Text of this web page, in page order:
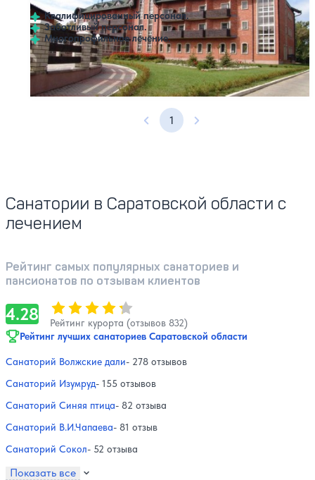
Квалифицированный персонал.
Заботливый персонал.
Многопрофильное лечение.
Профилей лечения:5
Предыдущая страница
1 Следующая страница
Санатории в Саратовской области с
лечением
Рейтинг самых популярных санаториев и
пансионатов по отзывам клиентов
4.28 Оценка, количество звезд:
Рейтинг курорта (отзывов 832)
Рейтинг лучших санаториев Саратовской области
Санаторий Волжские дали- 278 отзывов
Санаторий Изумруд- 155 отзывов
Санаторий Синяя птица- 82 отзыва
Санаторий В.И.Чапаева- 81 отзыв
Санаторий Сокол- 52 отзыва
Показать все